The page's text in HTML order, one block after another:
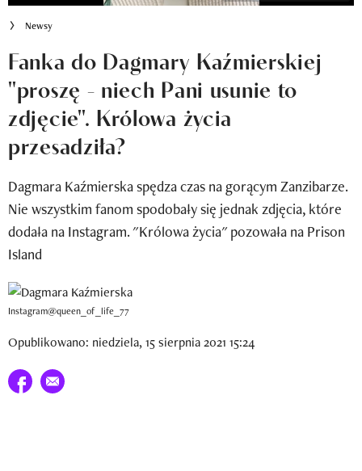
Newsy
Newsletter
Wizaz Summer Influ School
Mój profil / Zarejestruj się
Newsy
Fanka do Dagmary Kaźmierskiej
"proszę - niech Pani usunie to
zdjęcie". Królowa życia
przesadziła?
Dagmara Kaźmierska spędza czas na gorącym Zanzibarze.
Nie wszystkim fanom spodobały się jednak zdjęcia, które
dodała na Instagram. "Królowa życia" pozowała na Prison
Island
Instagram@queen_of_life_77
Opublikowano: niedziela, 15 sierpnia 2021 15:24
Udostępnij na facebook
E-mail do przyjaciela